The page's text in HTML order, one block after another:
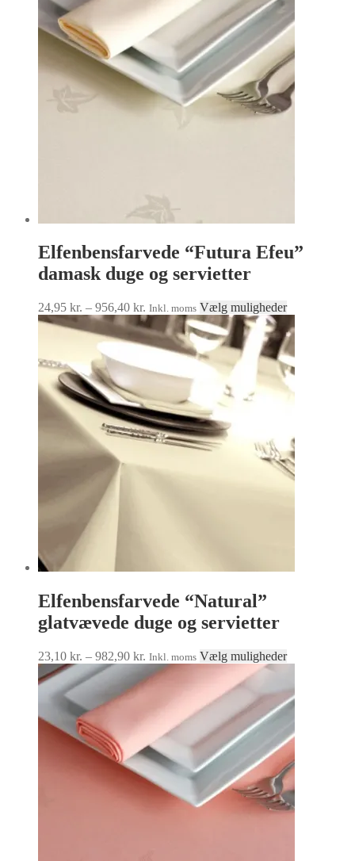
Elfenbensfarvede “Futura Efeu”
damask duge og servietter
24,95 kr. – 956,40 kr. Prisinterval:
24,95 kr.
til
956,40 kr.
Inkl. moms Vælg mulighederDette
har
flere
varianter.
Mulighederne
kan
varesiden
Elfenbensfarvede “Natural”
glatvævede duge og servietter
23,10 kr. – 982,90 kr. Prisinterval:
23,10 kr.
til
982,90 kr.
Inkl. moms Vælg mulighederDette
flere
kan
vælges
på
varesiden